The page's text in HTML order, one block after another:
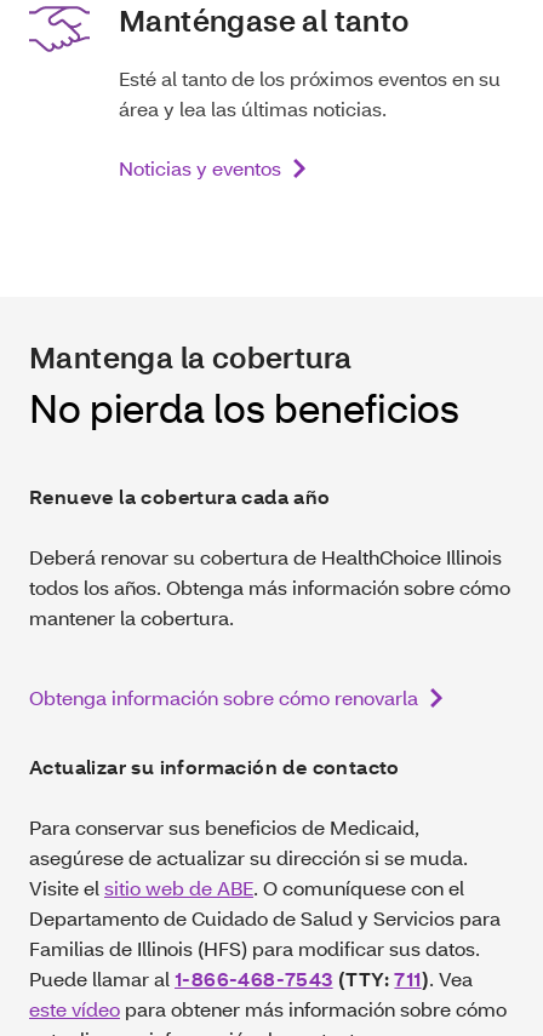
Manténgase al tanto
Esté al tanto de los próximos eventos en su
área y lea las últimas noticias.
Noticias y eventos
Mantenga la cobertura
No pierda los beneficios
Renueve la cobertura cada año
Deberá renovar su cobertura de HealthChoice Illinois
todos los años. Obtenga más información sobre cómo
mantener la cobertura.
Obtenga información sobre cómo renovarla
Actualizar su información de contacto
Para conservar sus beneficios de Medicaid,
asegúrese de actualizar su dirección si se muda.
Visite el sitio web de ABE. O comuníquese con el
Departamento de Cuidado de Salud y Servicios para
Familias de Illinois (HFS) para modificar sus datos.
Puede llamar al 1-866-468-7543 (TTY:711). Vea
este vídeo para obtener más información sobre cómo